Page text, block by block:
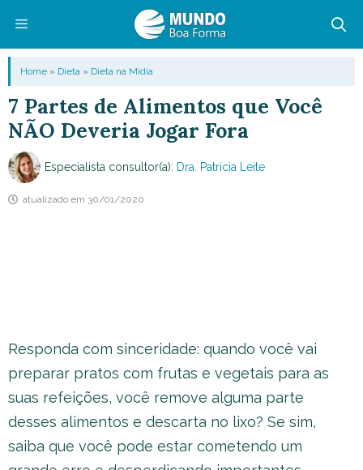
conteúdo
Menu
Home » Dieta » Dieta na Mídia
7 Partes de Alimentos que Você
NÃO Deveria Jogar Fora
Especialista consultor(a): Dra. Patricia Leite
atualizado em 30/01/2020
Responda com sinceridade: quando você vai
preparar pratos com frutas e vegetais para as
suas refeições, você remove alguma parte
desses alimentos e descarta no lixo? Se sim,
saiba que você pode estar cometendo um